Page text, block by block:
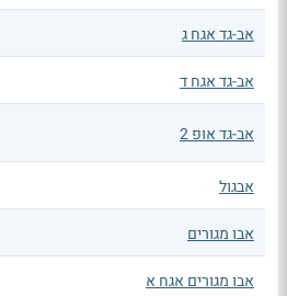
אב-גד אגח ג
אב-גד אגח ד
אב-גד אופ 2
אבגול
אבו מגורים
אבו מגורים אגח א